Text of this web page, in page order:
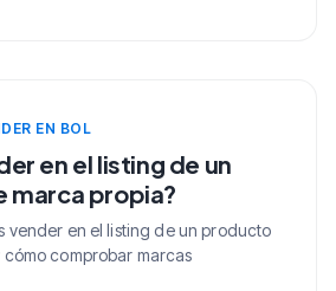
EN BOL
en el listing de un
marca propia?
vender en el listing de un producto
comprobar marcas